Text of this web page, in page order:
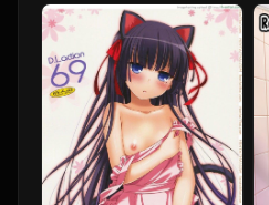
action 62 (Boku wa
Tomodachi ga
Sukunai)